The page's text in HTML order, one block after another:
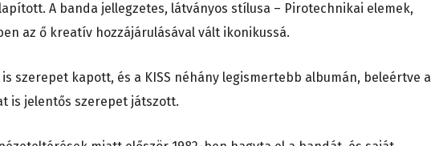
A banda jellegzetes, látványos stílusa – Pirotechnikai elemek,
az ő kreatív hozzájárulásával vált ikonikussá.
szerepet kapott, és a KISS néhány legismertebb albumán, beleértve a
is jelentős szerepet játszott.